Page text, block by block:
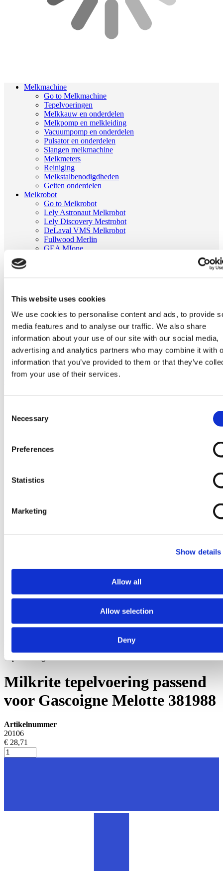
This website uses cookies
We use cookies to personalise content and ads, to provide
media features and to analyse our traffic. We also share
information about your use of our site with our social media,
advertising and analytics partners who may combine it with
information that you’ve provided to them or that they’ve
from your use of their services.
Selection
Necessary
Preferences
Statistics
Marketing
Show details
Allow all
Allow selection
Deny
Melkmachine
Go to Melkmachine
Tepelvoeringen
Melkkauw en onderdelen
Melkpomp en melkleiding
Vacuumpomp en onderdelen
Pulsator en onderdelen
Slangen melkmachine
Melkmeters
Reiniging
Melkstalbenodigdheden
Geiten onderdelen
Melkrobot
Go to Melkrobot
Lely Astronaut Melkrobot
Lely Discovery Mestrobot
DeLaval VMS Melkrobot
Fullwood Merlin
GEA MIone
Stal benodigdheden
stalartikelen
Skelex
Home
Melkmachine
Tepelvoeringen
Milkrite tepelvoering passend voor Gascoigne Melotte
381988
Ga naar het einde van de afbeeldingen-gallerij
Ga naar het begin van de afbeeldingen-gallerij
Tepelvoeringen
Milkrite tepelvoering passend
voor Gascoigne Melotte 381988
Artikelnummer
20106
€ 28,71